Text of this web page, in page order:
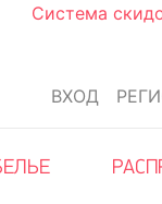
Система
ВХОД